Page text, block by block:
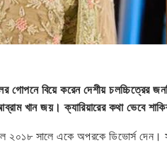
গোপনে বিয়ে করেন দেশীয় চলচ্চিত্রের
খান জয়। ক্যারিয়ারের কথা ভেবে
২০১৮ সালে একে অপরকে ডিভোর্স দেন।